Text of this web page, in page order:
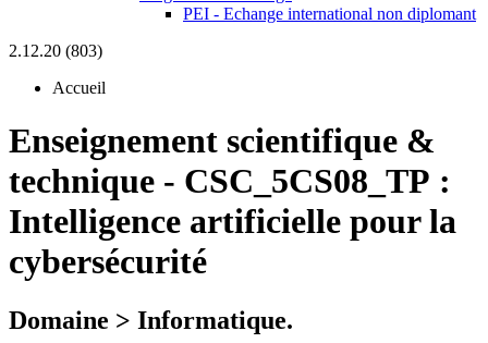
PEI - Echange international non diplomant
2.12.20 (803)
Accueil
Enseignement scientifique &
technique - CSC_5CS08_TP :
Intelligence artificielle pour la
cybersécurité
Domaine > Informatique.